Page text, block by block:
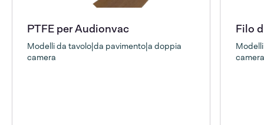
PTFE per Audionvac
Modelli da tavolo|da pavimento|a doppia
camera
Filo
camera